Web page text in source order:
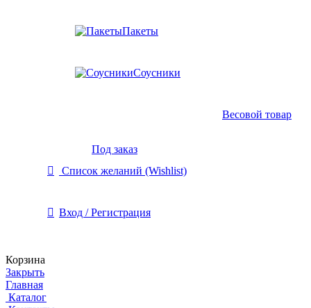
Пакеты
Соусники
Под заказ
Весовой товар
Список желаний (Wishlist)
Вход / Регистрация
Корзина
Закрыть
Главная
Каталог